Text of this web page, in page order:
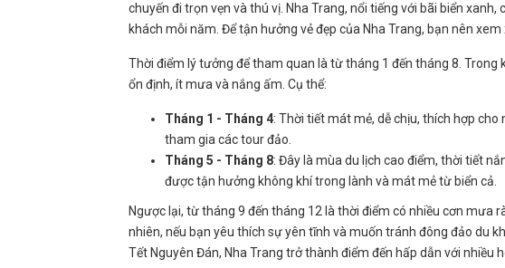
chuyến đi trọn vẹn và thú vị. Nha Trang, nổi tiếng với bãi biển
khách mỗi năm. Để tận hưởng vẻ đẹp của Nha Trang, bạn nên
Thời điểm lý tưởng để tham quan là từ tháng 1 đến tháng 8. Trong
ổn định, ít mưa và nắng ấm. Cụ thể:
Tháng 1 - Tháng 4: Thời tiết mát mẻ, dễ chịu, thích hợp
tham gia các tour đảo.
Tháng 5 - Tháng 8: Đây là mùa du lịch cao điểm, thời tiết
được tận hưởng không khí trong lành và mát mẻ từ biển cả.
Ngược lại, từ tháng 9 đến tháng 12 là thời điểm có nhiều cơn mưa
nhiên, nếu bạn yêu thích sự yên tĩnh và muốn tránh đông đảo du
Tết Nguyên Đán, Nha Trang trở thành điểm đến hấp dẫn với nhiều